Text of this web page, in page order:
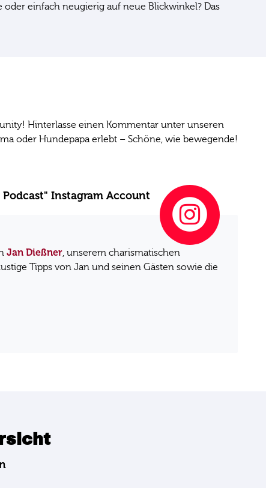
einfach neugierig auf neue Blickwinkel? Das
Hinterlasse einen Kommentar unter unseren
oder Hundepapa erlebt – Schöne, wie bewegende!
Instagram Account
Jan Dießner , unserem charismatischen
Tipps von Jan und seinen Gästen sowie die